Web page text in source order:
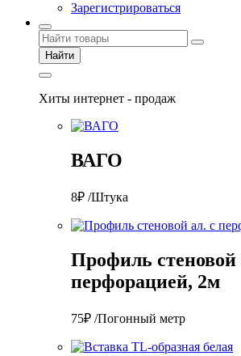
Зарегистрироваться
Найти
Хиты интернет - продаж
ВАГО
8₽ /Штука
Профиль стеновой
перфорацией, 2м
75₽ /Погонный метр